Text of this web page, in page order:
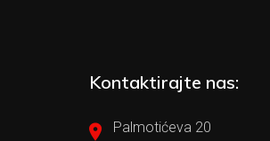
Kontaktirajte nas:
Palmotićeva 20